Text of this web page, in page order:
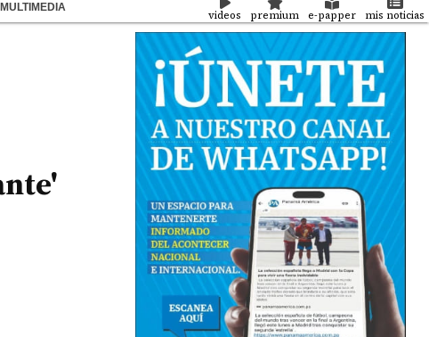
MULTIMEDIA
videos premium e-papper mis noticias